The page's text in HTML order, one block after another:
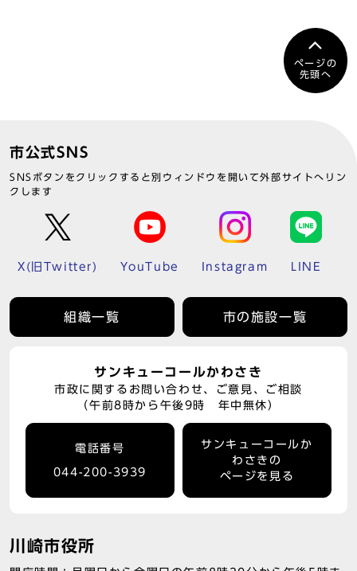
ページの
先頭へ
市公式SNS
SNSボタンをクリックすると別ウィンドウを開いて外部サイトへリン
クします
X(旧Twitter) YouTube Instagram LINE
組織一覧 市の施設一覧
サンキューコールかわさき
市政に関するお問い合わせ、ご意見、ご相談
（午前8時から午後9時 年中無休）
電話番号
044-200-3939
サンキューコールか
わさきの
ページを見る
川崎市役所